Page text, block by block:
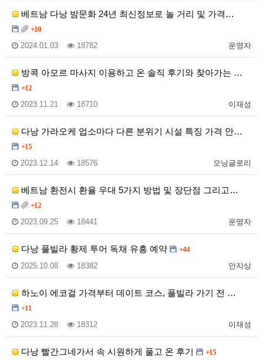
베트남 다낭 밤문화 24년 최신정보로 놀 거리 및 가격…
+10
운영자
2024.01.03 18782
방콕 아모르 마사지 이용하고 온 솔직 후기와 찾아가는 …
+12
이재성
2023.11.21 18710
다낭 가라오케 업소마다 다른 분위기 시설 특징 가격 안…
+15
모닝글로리
2023.12.14 18576
베트남 환전시 환율 우대 5가지 방법 및 장단점 그리고…
+12
운영자
2023.09.25 18441
다낭 풀빌라 황제 투어 독채 유흥 예약 +44
안지상
2025.10.08 18382
하노이 에코걸 가격부터 데이트 코스, 풀빌라 가기 전 …
+11
이재성
2023.11.28 18312
다낭 빨간그네가서 속 시원하게 풀고 온 후기 +15